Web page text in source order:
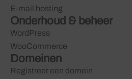
E-mail hosting
Onderhoud & beheer
WordPress
WooCommerce
Domeinen
Registreer een domein